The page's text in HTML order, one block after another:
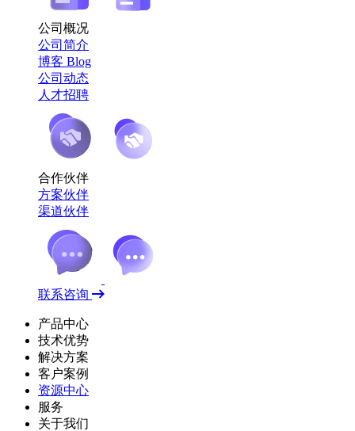
公司概况
公司简介
博客 Blog
公司动态
人才招聘
合作伙伴
方案伙伴
渠道伙伴
联系咨询
产品中心
技术优势
解决方案
客户案例
资源中心
服务
关于我们